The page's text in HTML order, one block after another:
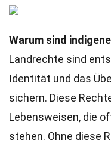
Warum sind
Landrechte sind
Identität und das
sichern. Diese
Lebensweisen, die
stehen. Ohne diese